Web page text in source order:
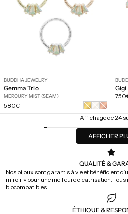
BUDDHA JEWELRY
Gemma Trio
MERCURY MIST (SEAM)
Prix
régulier
580€
Or
jaune
Or
blanc
Or
rose
Gigi
Prix
Affichage de 24
AFFICHER
QUALITÉ &
Nos bijoux sont garantis à vie et bénéficient
miroir » pour une meilleure cicatrisation.
biocompatibles.
ÉTHIQUE &